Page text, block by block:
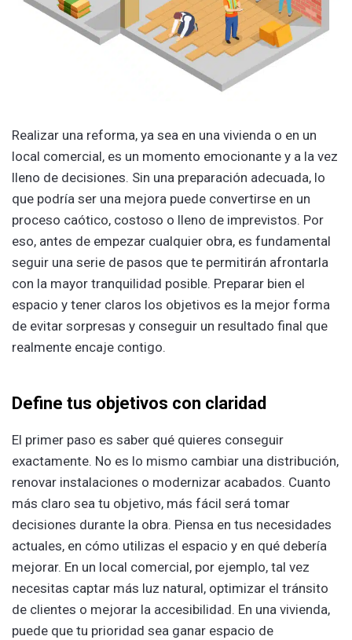
Realizar una reforma, ya sea en una vivienda o en un
local comercial, es un momento emocionante y a la vez
lleno de decisiones. Sin una preparación adecuada, lo
que podría ser una mejora puede convertirse en un
proceso caótico, costoso o lleno de imprevistos. Por
eso, antes de empezar cualquier obra, es fundamental
seguir una serie de pasos que te permitirán afrontarla
con la mayor tranquilidad posible. Preparar bien el
espacio y tener claros los objetivos es la mejor forma
de evitar sorpresas y conseguir un resultado final que
realmente encaje contigo.
Define tus objetivos con claridad
El primer paso es saber qué quieres conseguir
exactamente. No es lo mismo cambiar una distribución,
renovar instalaciones o modernizar acabados. Cuanto
más claro sea tu objetivo, más fácil será tomar
decisiones durante la obra. Piensa en tus necesidades
actuales, en cómo utilizas el espacio y en qué debería
mejorar. En un local comercial, por ejemplo, tal vez
necesitas captar más luz natural, optimizar el tránsito
de clientes o mejorar la accesibilidad. En una vivienda,
puede que tu prioridad sea ganar espacio de